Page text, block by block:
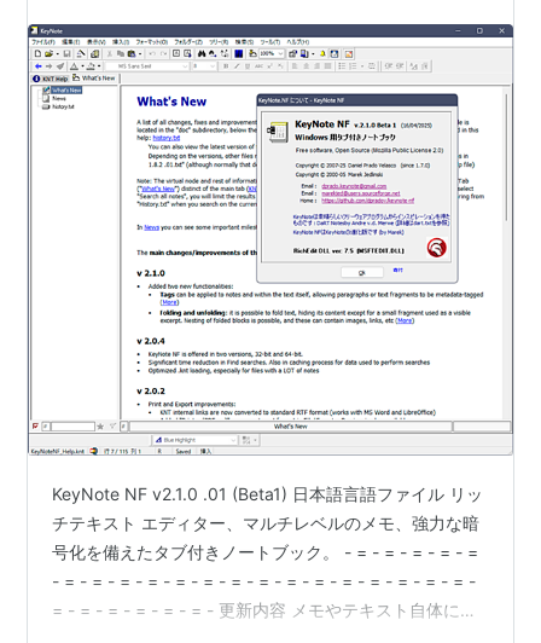
KeyNote NF v2.1.0 .01 (Beta1) 日本語言語ファイル リッ
チテキスト エディター、マルチレベルのメモ、強力な暗
号化を備えたタブ付きノートブック。 - = - = - = - = - =
- = - = - = - = - = - = - = - = - = - = - = - = - = - = - = -
= - = - = - = - = - = - 更新内容 メモやテキスト自体にタ